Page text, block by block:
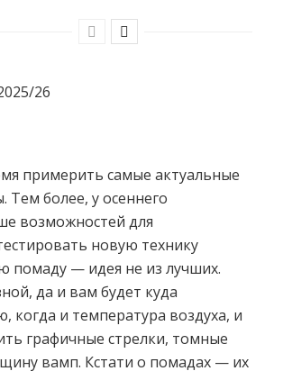
примерить самые актуальные
более, у осеннего
возможностей для
новую технику
помаду — идея не из лучших.
да и вам будет куда
когда и температура воздуха, и
графичные стрелки, томные
вамп. Кстати о помадах — их